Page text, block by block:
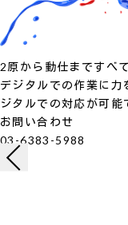
2原から動仕まですべ
デジタルでの作業に
ジタルでの対応が可能
お問い合わせ
03-6383-5988